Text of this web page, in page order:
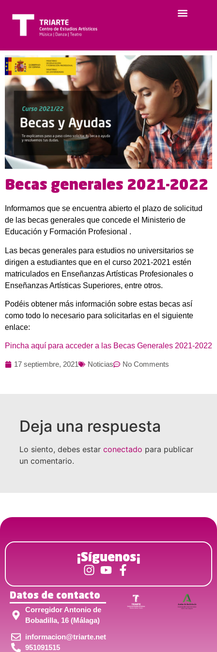
Becas generales 2021-2022
Informamos que se encuentra abierto el plazo de solicitud
de las becas generales que concede el Ministerio de
Educación y Formación Profesional .
Las becas generales para estudios no universitarios se
dirigen a estudiantes que en el curso 2021-2021 estén
matriculados en Enseñanzas Artísticas Profesionales o
Enseñanzas Artísticas Superiores, entre otros.
Podéis obtener más información sobre estas becas así
como todo lo necesario para solicitarlas en el siguiente
enlace:
Pincha aquí para acceder a las Becas Generales 2021-2022
17 septiembre, 2021 Noticias No Comments
Deja una respuesta
Lo siento, debes estar conectado para publicar
un comentario.
¡Síguenos¡
Datos de contacto
Corregidor Antonio de
Bobadilla, 16 (Málaga)
informacion@triarte.net
951091515